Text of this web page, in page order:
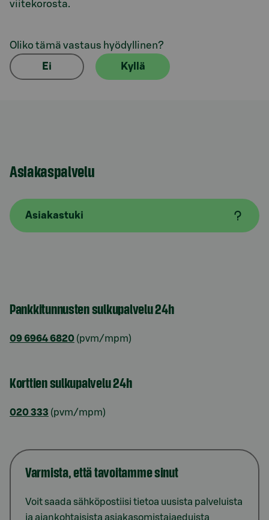
viitekorosta.
Oliko tämä vastaus hyödyllinen?
Ei Kyllä
Asiakaspalvelu
Asiakastuki
Pankkitunnusten sulkupalvelu 24h
09 6964 6820 (pvm/mpm)
Korttien sulkupalvelu 24h
020 333 (pvm/mpm)
Varmista, että tavoitamme sinut
Voit saada sähköpostiisi tietoa uusista palveluista
ja ajankohtaisista asiakasomistajaeduista